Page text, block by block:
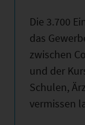
Die 3.700
das
zwischen
und der
Schulen,
vermissen